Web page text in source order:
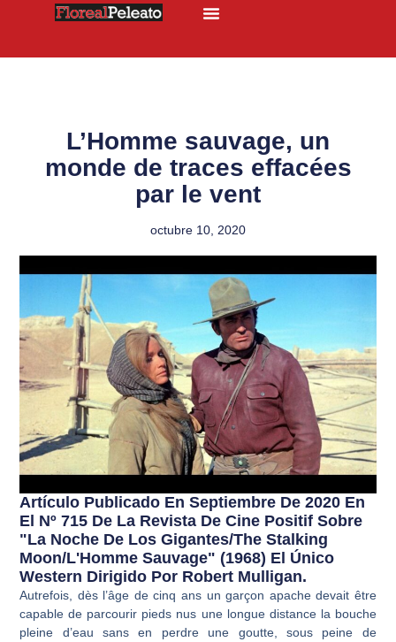
L’Homme sauvage, un
monde de traces effacées
par le vent
octubre 10, 2020
Artículo Publicado En Septiembre De 2020 En
El Nº 715 De La Revista De Cine Positif Sobre
"La Noche De Los Gigantes/The Stalking
Moon/L'Homme Sauvage" (1968) El Único
Western Dirigido Por Robert Mulligan.
Autrefois, dès l’âge de cinq ans un garçon apache devait être
capable de parcourir pieds nus une longue distance la bouche
pleine d’eau sans en perdre une goutte, sous peine de